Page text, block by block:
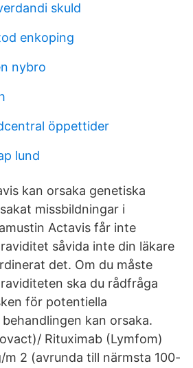
skuld
enkoping
nybro
öppettider
lund
kan orsaka genetiska
missbildningar i
Actavis får inte
såvida inte din läkare
det. Om du måste
ska du rådfråga
för potentiella
kan orsaka.
Rituximab (Lymfom)
m 2 (avrunda till närmsta 100-